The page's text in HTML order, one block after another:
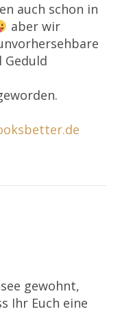
auch schon in
aber wir
Geduld
gewohnt,
Ihr Euch eine